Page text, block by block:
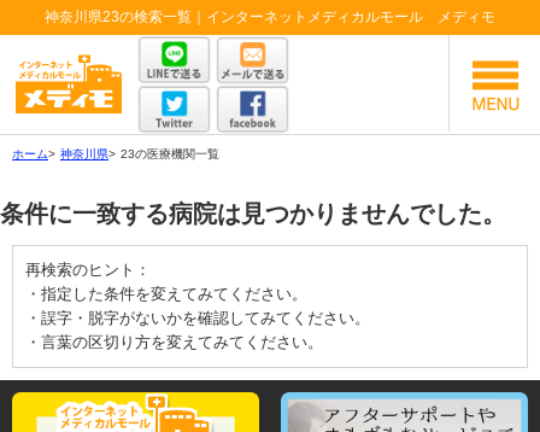
神奈川県23の検索一覧｜インターネットメディカルモール メディモ
ホーム> 神奈川県> 23の医療機関一覧
条件に一致する病院は見つかりませんでした。
再検索のヒント：
・指定した条件を変えてみてください。
・誤字・脱字がないかを確認してみてください。
・言葉の区切り方を変えてみてください。